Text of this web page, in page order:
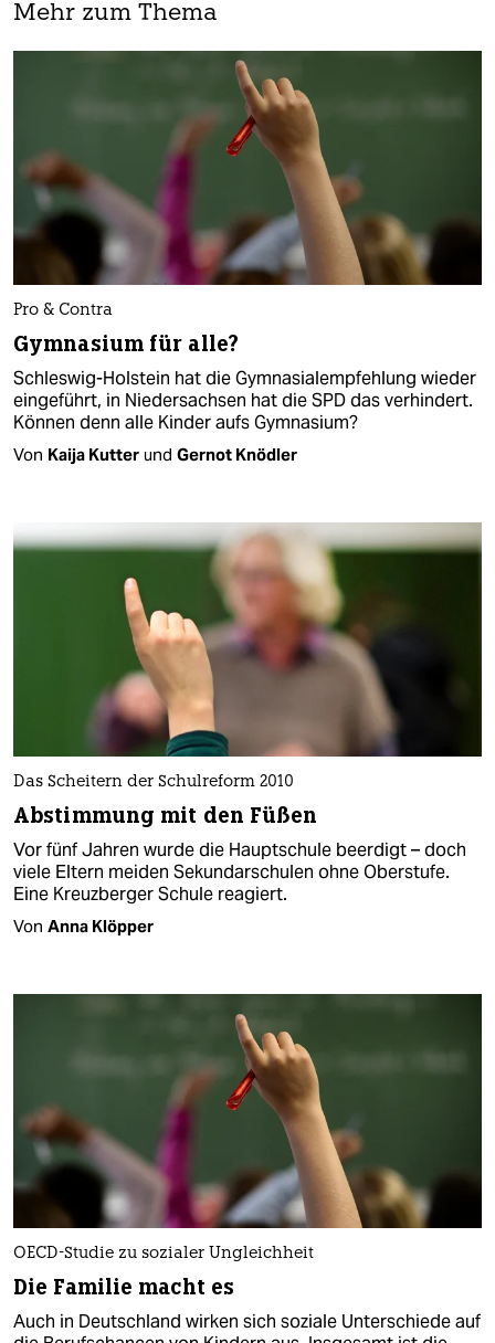
Mehr zum Thema
Pro & Contra
Gymnasium für alle?
Schleswig-Holstein hat die Gymnasialempfehlung wieder
eingeführt, in Niedersachsen hat die SPD das verhindert.
Können denn alle Kinder aufs Gymnasium?
Von Kaija Kutter und Gernot Knödler
Das Scheitern der Schulreform 2010
Abstimmung mit den Füßen
Vor fünf Jahren wurde die Hauptschule beerdigt – doch
viele Eltern meiden Sekundarschulen ohne Oberstufe.
Eine Kreuzberger Schule reagiert.
Von Anna Klöpper
OECD-Studie zu sozialer Ungleichheit
Die Familie macht es
Auch in Deutschland wirken sich soziale Unterschiede auf